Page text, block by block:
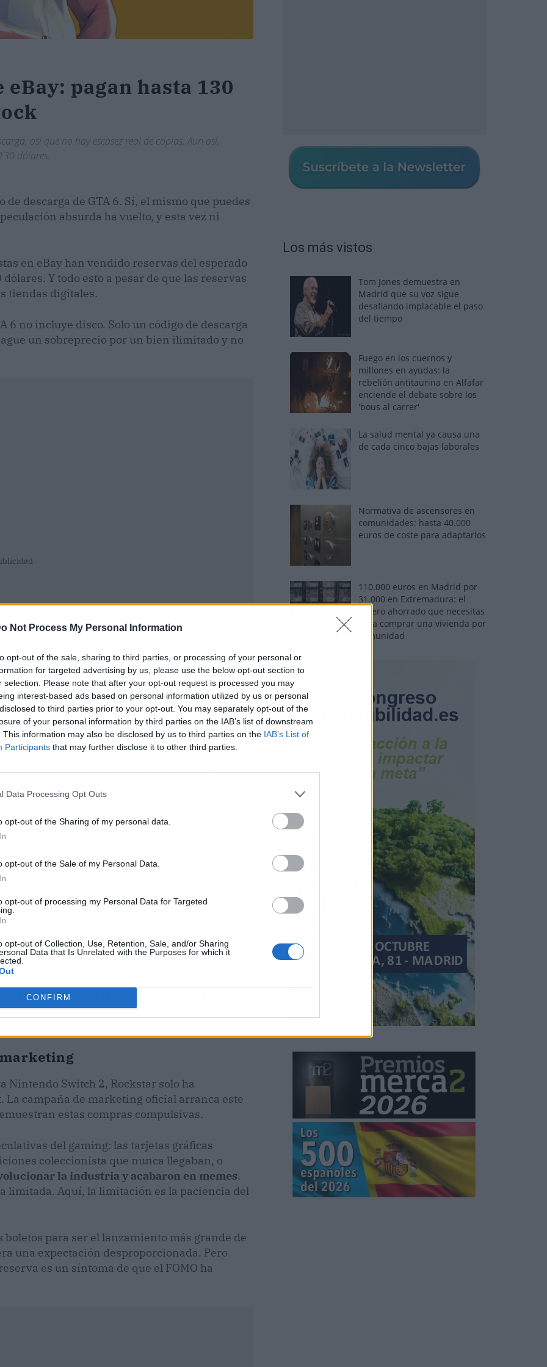
Not Process My Personal Information
opt-out of the sale, sharing to third parties, or processing of your personal or
for targeted advertising by us, please use the below opt-out section to
selection. Please note that after your opt-out request is processed you may
interest-based ads based on personal information utilized by us or personal
to third parties prior to your opt-out. You may separately opt-out of the
of your personal information by third parties on the IAB’s list of downstream
This information may also be disclosed by us to third parties on the IAB’s List of
Participants that may further disclose it to other third parties.
Data Processing Opt Outs
opt-out of the Sharing of my personal data.
opt-out of the Sale of my Personal Data.
opt-out of processing my Personal Data for Targeted
opt-out of Collection, Use, Retention, Sale, and/or Sharing
Data that Is Unrelated with the Purposes for which it
CONFIRM
eBay: pagan hasta 130
así que no hay escasez real de copias. Aun así,
dólares.
descarga de GTA 6. Sí, el mismo que puedes
absurda ha vuelto, y esta vez ni
en eBay han vendido reservas del esperado
Y todo esto a pesar de que las reservas
tiendas digitales.
6 no incluye disco. Solo un código de descarga
un sobreprecio por un bien ilimitado y no
(porque no hay discos)
79,99 $ y la Ultimate Edition 99,99 $, con
del 19 de noviembre de 2026 para
digitales, obviamente. Pero en eBay, algunos
extra por la misma línea de código
después del sorteo, con el premio ya
Una ineficiencia de mercado con patas.
RESERVAS POR MÁS DE
QUE NO SE AGOTA
NI UN GRAMO.
Nintendo Switch 2, Rockstar solo ha
La campaña de marketing oficial arranca este
estas compras compulsivas.
del gaming: las tarjetas gráficas
coleccionista que nunca llegaban, o
la industria y acabaron en memes.
limitada. Aquí, la limitación es la paciencia del
boletos para ser el lanzamiento más grande de
una expectación desproporcionada. Pero
es un síntoma de que el FOMO ha
Los más vistos
Tom Jones demuestra en
Madrid que su voz sigue
desafiando implacable el paso
del tiempo
Fuego en los cuernos y
millones en ayudas: la
rebelión antitaurina en Alfafar
enciende el debate sobre los
'bous al carrer'
La salud mental ya causa una
de cada cinco bajas laborales
Normativa de ascensores en
comunidades: hasta 40.000
euros de coste para adaptarlos
110.000 euros en Madrid por
31.000 en Extremadura: el
dinero ahorrado que necesitas
para comprar una vivienda por
comunidad